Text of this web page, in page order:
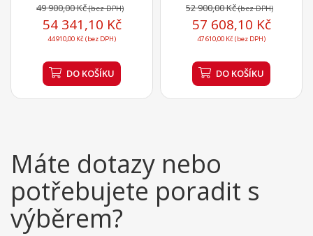
49 900,00 Kč(bez DPH)
54 341,10 Kč
44 910,00 Kč (bez DPH)
DO KOŠÍKU
52 900,00 Kč(bez DPH)
57 608,10 Kč
47 610,00 Kč (bez DPH)
DO KOŠÍKU
Máte dotazy nebo
potřebujete poradit s
výběrem?